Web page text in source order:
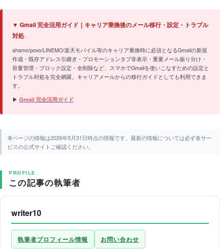
▼ Gmail 完全活用ガイド｜キャリア乗換後のメール移行・設定・トラブル
対処
ahamo/povo/LINEMO/楽天モバイル等のキャリア乗換時に必須となるGmailの新規
作成・既存アドレス引継ぎ・プロモーションタブ非表示・重要メール振り分け・
容量管理・ブロック設定・全削除など、スマホでGmailを使いこなすための設定と
トラブル対処を完全網羅。キャリアメールからの移行ガイドとしても利用できま
す。
▶ Gmail 完全活用ガイド
本ページの情報は2026年5月31日時点の情報です。最新の情報については必ず各サー
ビスの公式サイトご確認ください。
PROFILE
この記事の執筆者
writer10
執筆者プロフィール情報 お問い合わせ